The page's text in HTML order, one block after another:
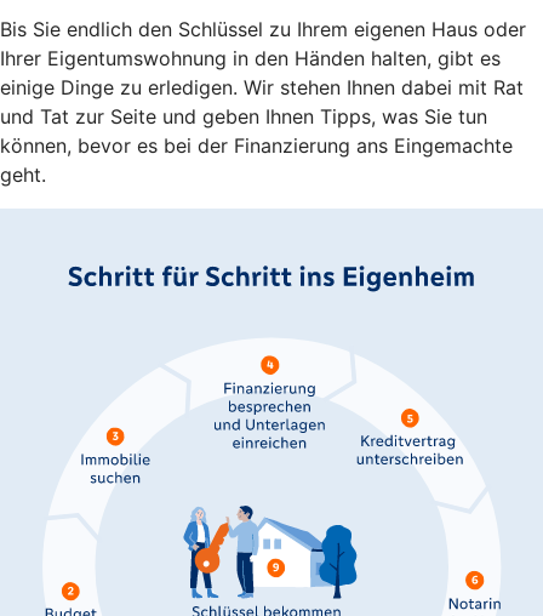
Bis Sie endlich den Schlüssel zu Ihrem eigenen Haus oder
Ihrer Eigentumswohnung in den Händen halten, gibt es
einige Dinge zu erledigen. Wir stehen Ihnen dabei mit Rat
und Tat zur Seite und geben Ihnen Tipps, was Sie tun
können, bevor es bei der Finanzierung ans Eingemachte
geht.